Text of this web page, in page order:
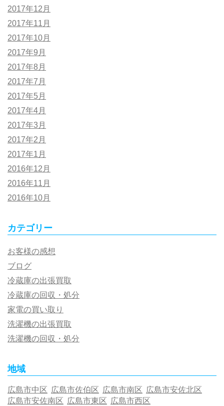
2017年12月
2017年11月
2017年10月
2017年9月
2017年8月
2017年7月
2017年5月
2017年4月
2017年3月
2017年2月
2017年1月
2016年12月
2016年11月
2016年10月
カテゴリー
お客様の感想
ブログ
冷蔵庫の出張買取
冷蔵庫の回収・処分
家電の買い取り
洗濯機の出張買取
洗濯機の回収・処分
地域
広島市中区 広島市佐伯区 広島市南区 広島市安佐北区
広島市安佐南区 広島市東区 広島市西区